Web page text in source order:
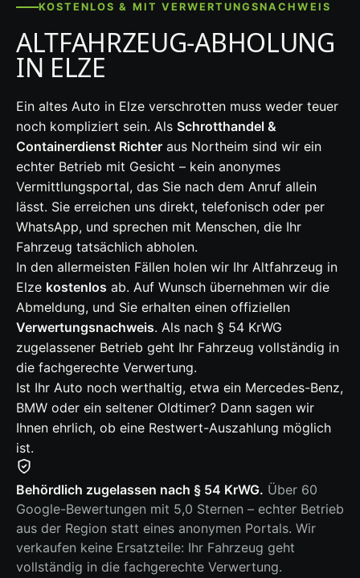
KOSTENLOS & MIT VERWERTUNGSNACHWEIS
ALTFAHRZEUG-ABHOLUNG
IN ELZE
Ein altes Auto in Elze verschrotten muss weder teuer
noch kompliziert sein. Als Schrotthandel &
Containerdienst Richter aus Northeim sind wir ein
echter Betrieb mit Gesicht – kein anonymes
Vermittlungsportal, das Sie nach dem Anruf allein
lässt. Sie erreichen uns direkt, telefonisch oder per
WhatsApp, und sprechen mit Menschen, die Ihr
Fahrzeug tatsächlich abholen.
In den allermeisten Fällen holen wir Ihr Altfahrzeug in
Elze kostenlos ab. Auf Wunsch übernehmen wir die
Abmeldung, und Sie erhalten einen offiziellen
Verwertungsnachweis. Als nach § 54 KrWG
zugelassener Betrieb geht Ihr Fahrzeug vollständig in
die fachgerechte Verwertung.
Ist Ihr Auto noch werthaltig, etwa ein Mercedes-Benz,
BMW oder ein seltener Oldtimer? Dann sagen wir
Ihnen ehrlich, ob eine Restwert-Auszahlung möglich
ist.
Behördlich zugelassen nach § 54 KrWG. Über 60
Google-Bewertungen mit 5,0 Sternen – echter Betrieb
aus der Region statt eines anonymen Portals. Wir
verkaufen keine Ersatzteile: Ihr Fahrzeug geht
vollständig in die fachgerechte Verwertung.